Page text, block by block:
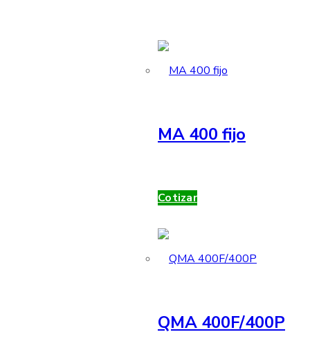
MA 400 fijo
Cotizar
QMA 400F/400P